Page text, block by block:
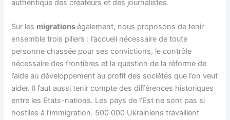
authentique des créateurs et des journalistes.
Sur les migrationségalement, nous proposons de tenir
ensemble trois piliers : l’accueil nécessaire de toute
personne chassée pour ses convictions, le contrôle
nécessaire des frontières et la question de la réforme de
l’aide au développement au profit des sociétés que l’on veut
aider. Il faut aussi tenir compte des différences historiques
entre les Etats-nations. Les pays de l’Est ne sont pas si
hostiles à l’immigration. 500 000 Ukrainiens travaillent